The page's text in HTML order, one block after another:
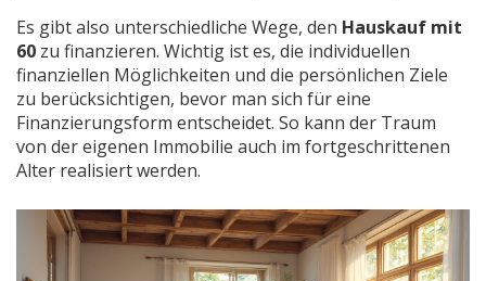
Es gibt also unterschiedliche Wege, den Hauskauf mit
60 zu finanzieren. Wichtig ist es, die individuellen
finanziellen Möglichkeiten und die persönlichen Ziele
zu berücksichtigen, bevor man sich für eine
Finanzierungsform entscheidet. So kann der Traum
von der eigenen Immobilie auch im fortgeschrittenen
Alter realisiert werden.